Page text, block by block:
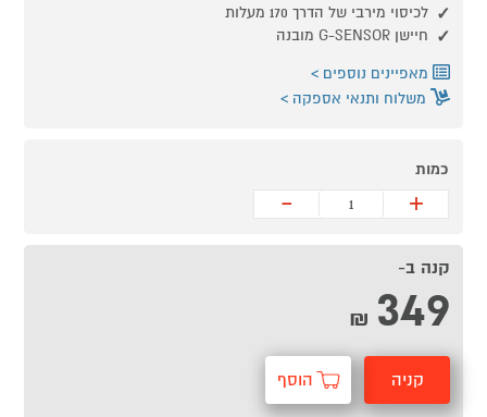
לכיסוי מירבי של הדרך 170 מעלות
חיישן G-SENSOR מובנה
מאפיינים נוספים
משלוח ותנאי אספקה
כמות
+
-
קנה ב-
349
₪
קניה הוסף